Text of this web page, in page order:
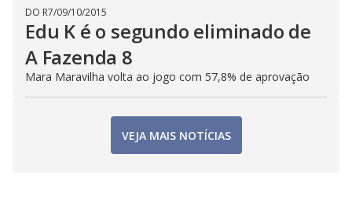
DO R7/09/10/2015
Edu K é o segundo eliminado de
A Fazenda 8
Mara Maravilha volta ao jogo com 57,8% de aprovação
VEJA MAIS NOTÍCIAS